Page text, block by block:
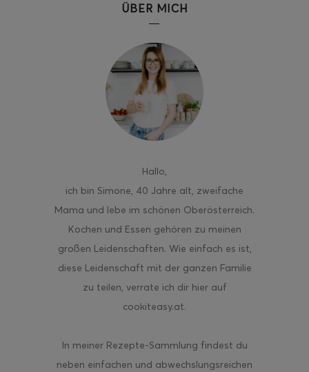
ÜBER MICH
Hallo,
ich bin Simone, 40 Jahre alt, zweifache
Mama und lebe im schönen Oberösterreich.
Kochen und Essen gehören zu meinen
großen Leidenschaften. Wie einfach es ist,
diese Leidenschaft mit der ganzen Familie
zu teilen, verrate ich dir hier auf
cookiteasy.at.
In meiner Rezepte-Sammlung findest du
neben einfachen und abwechslungsreichen